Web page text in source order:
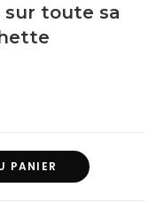
sur toute sa
PANIER